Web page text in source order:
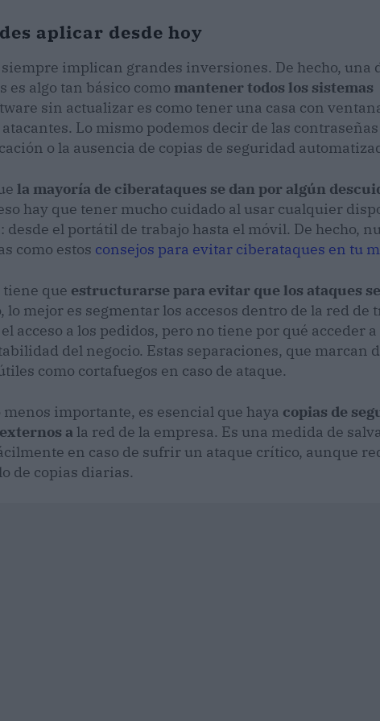
aplicar desde hoy
implican grandes inversiones. De hecho, una
algo tan básico como mantener todos los sistemas
sin actualizar es como tener una casa con
Lo mismo podemos decir de las
o la ausencia de copias de seguridad
la mayoría de ciberataques se dan por algún
hay que tener mucho cuidado al usar cualquier
desde el portátil de trabajo hasta el móvil. De hecho,
como estos consejos para evitar ciberataques en tu
que estructurarse para evitar que los ataques se
lo mejor es segmentar los accesos dentro de la red de
acceso a los pedidos, pero no tiene por qué acceder a
del negocio. Estas separaciones, que marcan
como cortafuegos en caso de ataque.
importante, es esencial que haya copias de
a la red de la empresa. Es una medida de
en caso de sufrir un ataque crítico, aunque
de copias diarias.